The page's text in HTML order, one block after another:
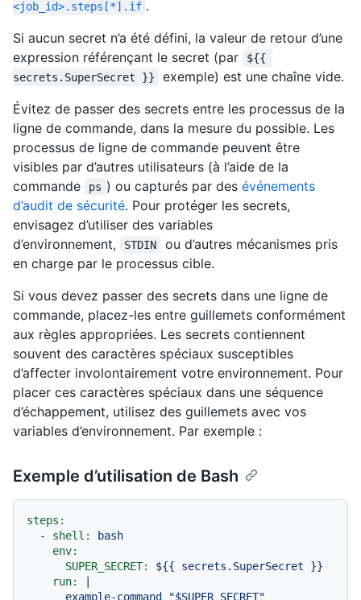
<job_id>.steps[*].if .
Si aucun secret n’a été défini, la valeur de retour d’une
expression référençant le secret (par
${{
secrets.SuperSecret }}
exemple) est une chaîne vide.
Évitez de passer des secrets entre les processus de la
ligne de commande, dans la mesure du possible. Les
processus de ligne de commande peuvent être
visibles par d’autres utilisateurs (à l’aide de la
commande
ps ) ou capturés par des événements
d’audit de sécurité. Pour protéger les secrets,
envisagez d’utiliser des variables
d’environnement,
STDIN
ou d’autres mécanismes pris
en charge par le processus cible.
Si vous devez passer des secrets dans une ligne de
commande, placez-les entre guillemets conformément
aux règles appropriées. Les secrets contiennent
souvent des caractères spéciaux susceptibles
d’affecter involontairement votre environnement. Pour
placer ces caractères spéciaux dans une séquence
d’échappement, utilisez des guillemets avec vos
variables d’environnement. Par exemple :
Exemple d’utilisation de Bash
steps:
-
shell:
bash
env:
SUPER_SECRET:
${{ secrets.SuperSecret
}}
run: